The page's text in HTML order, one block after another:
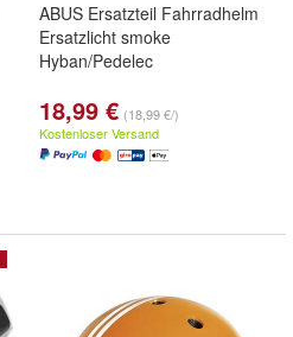
ABUS Ersatzteil Fahrradhelm
Ersatzlicht smoke
Hyban/Pedelec
18,99 € (18,99 €/)
Kostenloser Versand